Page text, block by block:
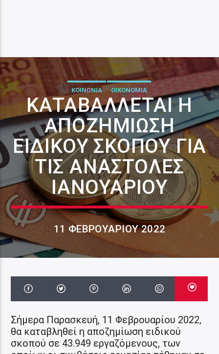
ΚΟΙΝΩΝΙΑ ΟΙΚΟΝΟΜΙΑ
ΚΑΤΑΒΆΛΛΕΤΑΙ Η
ΑΠΟΖΗΜΊΩΣΗ
ΕΙΔΙΚΟΎ ΣΚΟΠΟΎ ΓΙΑ
ΤΙΣ ΑΝΑΣΤΟΛΈΣ
ΙΑΝΟΥΑΡΊΟΥ
11 ΦΕΒΡΟΥΑΡΊΟΥ 2022
Σήμερα Παρασκευή, 11 Φεβρουαρίου 2022,
θα καταβληθεί η αποζημίωση ειδικού
σκοπού σε 43.949 εργαζόμενους, των